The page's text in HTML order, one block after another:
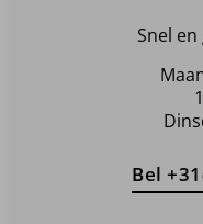
Snel
Bel